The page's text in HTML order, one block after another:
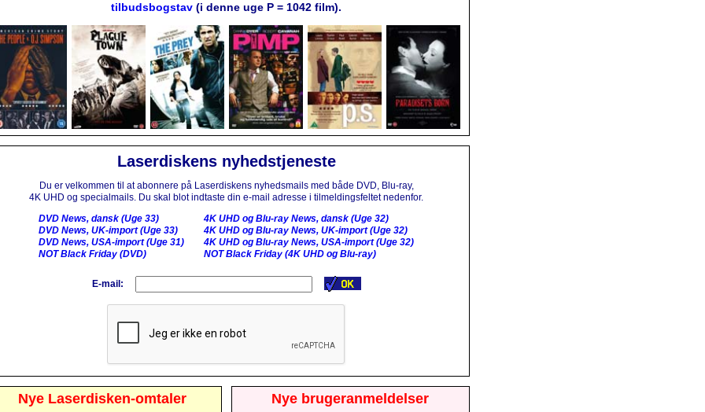
tilbudsbogstav (i denne uge P = 1042 film).
Laserdiskens nyhedstjeneste
Du er velkommen til at abonnere på Laserdiskens nyhedsmails med både DVD, Blu-ray,
4K UHD og specialmails. Du skal blot indtaste din e-mail adresse i tilmeldingsfeltet nedenfor.
DVD News, dansk (Uge 33)
4K UHD og Blu-ray News, dansk (Uge 32)
DVD News, UK-import (Uge 33)
4K UHD og Blu-ray News, UK-import (Uge 32)
DVD News, USA-import (Uge 31)
4K UHD og Blu-ray News, USA-import (Uge 32)
NOT Black Friday (DVD)
NOT Black Friday (4K UHD og Blu-ray)
E-mail:
Nye Laserdisken-omtaler Nye brugeranmeldelser